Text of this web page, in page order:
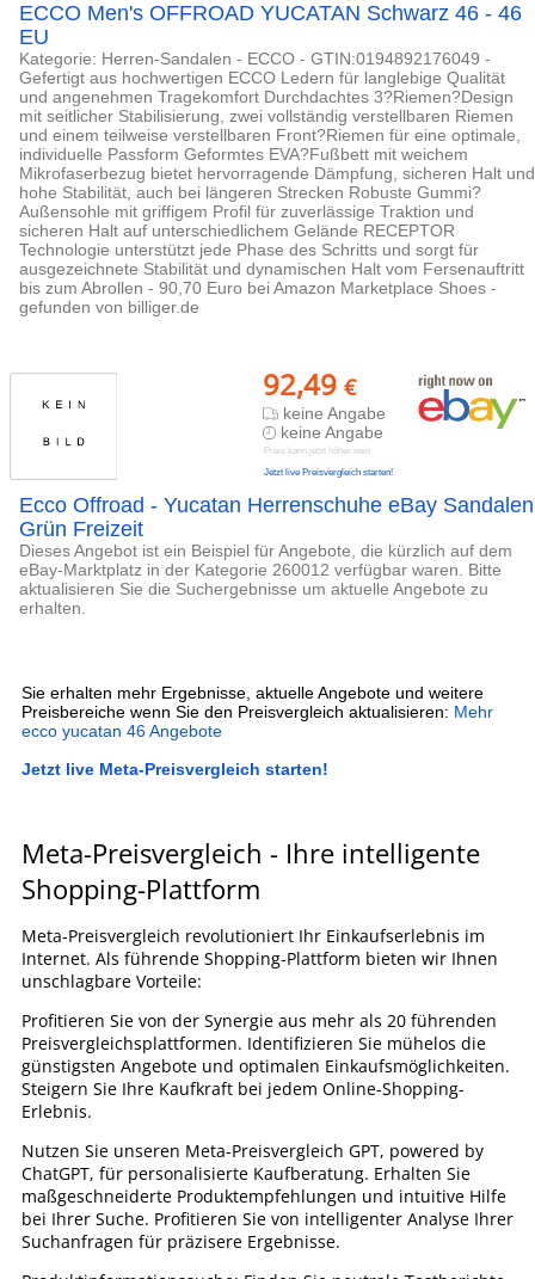
ECCO Men's OFFROAD YUCATAN Schwarz 46 - 46
EU
Kategorie: Herren-Sandalen - ECCO - GTIN:0194892176049 -
Gefertigt aus hochwertigen ECCO Ledern für langlebige Qualität
und angenehmen Tragekomfort Durchdachtes 3?Riemen?Design
mit seitlicher Stabilisierung, zwei vollständig verstellbaren Riemen
und einem teilweise verstellbaren Front?Riemen für eine optimale,
individuelle Passform Geformtes EVA?Fußbett mit weichem
Mikrofaserbezug bietet hervorragende Dämpfung, sicheren Halt und
hohe Stabilität, auch bei längeren Strecken Robuste Gummi?
Außensohle mit griffigem Profil für zuverlässige Traktion und
sicheren Halt auf unterschiedlichem Gelände RECEPTOR
Technologie unterstützt jede Phase des Schritts und sorgt für
ausgezeichnete Stabilität und dynamischen Halt vom Fersenauftritt
bis zum Abrollen - 90,70 Euro bei Amazon Marketplace Shoes -
gefunden von billiger.de
92,49 €
keine Angabe
keine Angabe
Preis kann jetzt höher sein
Jetzt live Preisvergleich starten!
Ecco Offroad - Yucatan Herrenschuhe eBay Sandalen
Grün Freizeit
Dieses Angebot ist ein Beispiel für Angebote, die kürzlich auf dem
eBay-Marktplatz in der Kategorie 260012 verfügbar waren. Bitte
aktualisieren Sie die Suchergebnisse um aktuelle Angebote zu
erhalten.
Sie erhalten mehr Ergebnisse, aktuelle Angebote und weitere
Preisbereiche wenn Sie den Preisvergleich aktualisieren: Mehr
ecco yucatan 46 Angebote
Jetzt live Meta-Preisvergleich starten!
Meta-Preisvergleich - Ihre intelligente
Shopping-Plattform
Meta-Preisvergleich revolutioniert Ihr Einkaufserlebnis im
Internet. Als führende Shopping-Plattform bieten wir Ihnen
unschlagbare Vorteile:
Profitieren Sie von der Synergie aus mehr als 20 führenden
Preisvergleichsplattformen. Identifizieren Sie mühelos die
günstigsten Angebote und optimalen Einkaufsmöglichkeiten.
Steigern Sie Ihre Kaufkraft bei jedem Online-Shopping-
Erlebnis.
Nutzen Sie unseren Meta-Preisvergleich GPT, powered by
ChatGPT, für personalisierte Kaufberatung. Erhalten Sie
maßgeschneiderte Produktempfehlungen und intuitive Hilfe
bei Ihrer Suche. Profitieren Sie von intelligenter Analyse Ihrer
Suchanfragen für präzisere Ergebnisse.